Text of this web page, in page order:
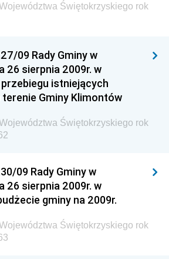
Świętokrzyskiego rok
09 Rady Gminy w
26 sierpnia 2009r. w
istniejących
Gminy Klimontów
Świętokrzyskiego rok
09 Rady Gminy w
26 sierpnia 2009r. w
gminy na 2009r.
Świętokrzyskiego rok